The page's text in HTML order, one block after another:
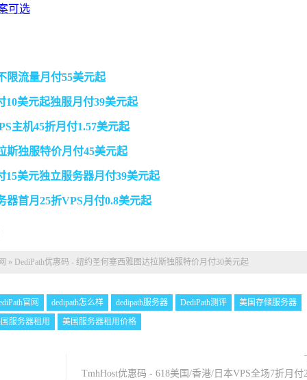
可选
限流量月付55美元起
10美元起独服月付39美元起
主机45折月付1.57美元起
斯独服特价月付45美元起
15美元独立服务器月付39美元起
器首月25折VPS月付0.8美元起
» DediPath优惠码 - 纽约圣何塞西雅图达拉斯独服特价月付30美元起
官网 dedipath怎么样 dedipath服务器 DediPath测评
美国存储服务器
服务器租用
美国服务器租用价格
TmhHost优惠码 - 618美国/香港/日本VPS全场7折月付